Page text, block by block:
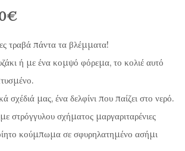
€Η
τιμή
είναι:
τραβά πάντα τα βλέμματα!
ή με ένα κομψό φόρεμα, το κολιέ αυτό
σχέδιά μας, ένα δελφίνι που παίζει στο νερό.
στρόγγυλου σχήματος μαργαριταρένιες
κούμπωμα σε σφυρηλατημένο ασήμι